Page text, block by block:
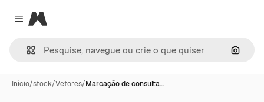
Close menu
Magnific
Início/stock/Vetores/Marcação de consulta…